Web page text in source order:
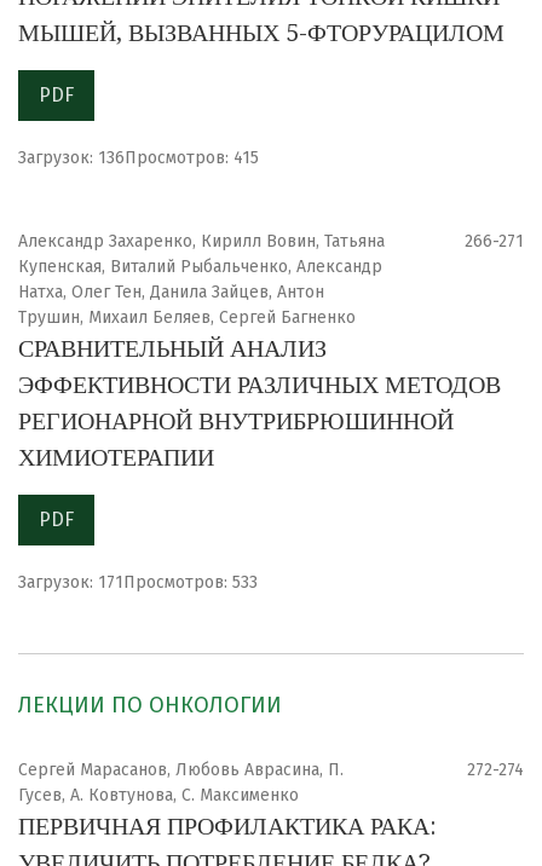
МЫШЕЙ, ВЫЗВАННЫХ 5-ФТОРУРАЦИЛОМ
PDF
Загрузок: 136Просмотров: 415
Александр Захаренко, Кирилл Вовин, Татьяна
Купенская, Виталий Рыбальченко, Александр
Натха, Олег Тен, Данила Зайцев, Антон
Трушин, Михаил Беляев, Сергей Багненко
266-271
СРАВНИТЕЛЬНЫЙ АНАЛИЗ
ЭФФЕКТИВНОСТИ РАЗЛИЧНЫХ МЕТОДОВ
РЕГИОНАРНОЙ ВНУТРИБРЮШИННОЙ
ХИМИОТЕРАПИИ
PDF
Загрузок: 171Просмотров: 533
ЛЕКЦИИ ПО ОНКОЛОГИИ
Сергей Марасанов, Любовь Аврасина, П.
Гусев, А. Ковтунова, С. Максименко
272-274
ПЕРВИЧНАЯ ПРОФИЛАКТИКА РАКА: